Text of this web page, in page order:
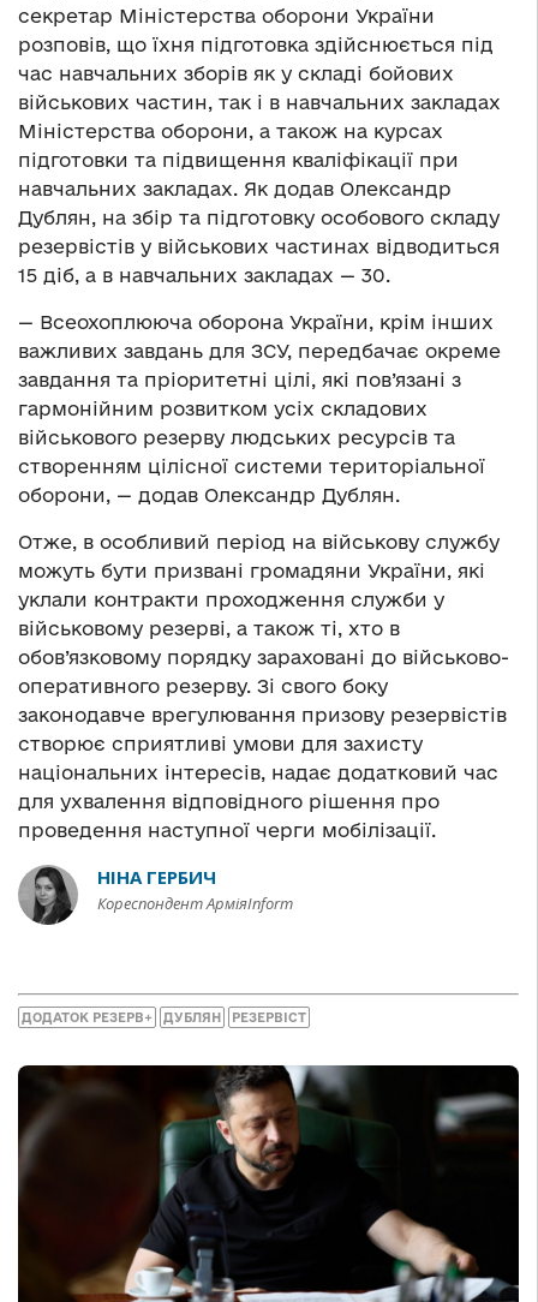
секретар Міністерства оборони України
розповів, що їхня підготовка здійснюється під
час навчальних зборів як у складі бойових
військових частин, так і в навчальних закладах
Міністерства оборони, а також на курсах
підготовки та підвищення кваліфікації при
навчальних закладах. Як додав Олександр
Дублян, на збір та підготовку особового складу
резервістів у військових частинах відводиться
15 діб, а в навчальних закладах — 30.
— Всеохоплююча оборона України, крім інших
важливих завдань для ЗСУ, передбачає окреме
завдання та пріоритетні цілі, які пов’язані з
гармонійним розвитком усіх складових
військового резерву людських ресурсів та
створенням цілісної системи територіальної
оборони, — додав Олександр Дублян.
Отже, в особливий період на військову службу
можуть бути призвані громадяни України, які
уклали контракти проходження служби у
військовому резерві, а також ті, хто в
обов’язковому порядку зараховані до військово-
оперативного резерву. Зі свого боку
законодавче врегулювання призову резервістів
створює сприятливі умови для захисту
національних інтересів, надає додатковий час
для ухвалення відповідного рішення про
проведення наступної черги мобілізації.
НІНА ГЕРБИЧ
Кореспондент АрміяInform
ДОДАТОК РЕЗЕРВ+ ДУБЛЯН РЕЗЕРВІСТ